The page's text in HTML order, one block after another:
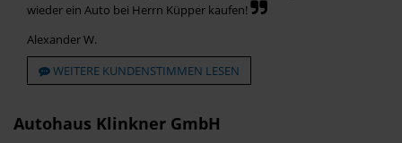
wieder ein Auto bei Herrn Küpper kaufen!
Alexander W.
WEITERE KUNDENSTIMMEN LESEN
Autohaus Klinkner GmbH